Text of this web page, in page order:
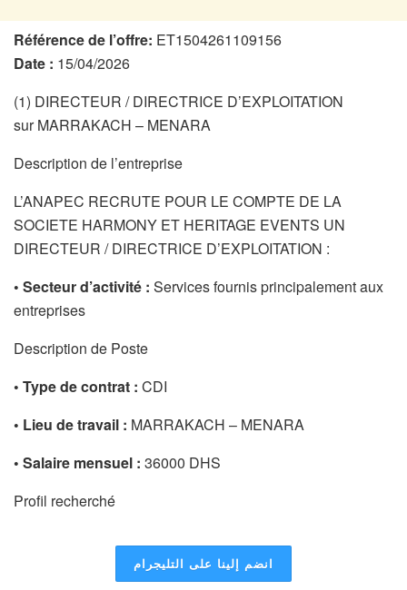
Référence de l’offre: ET1504261109156
Date : 15/04/2026
(1) DIRECTEUR / DIRECTRICE D’EXPLOITATION
sur MARRAKACH – MENARA
Description de l’entreprise
L’ANAPEC RECRUTE POUR LE COMPTE DE LA
SOCIETE HARMONY ET HERITAGE EVENTS UN
DIRECTEUR / DIRECTRICE D’EXPLOITATION :
• Secteur d’activité : Services fournis principalement aux
entreprises
Description de Poste
• Type de contrat : CDI
• Lieu de travail : MARRAKACH – MENARA
• Salaire mensuel : 36000 DHS
Profil recherché
انضم إلينا على التليجرام